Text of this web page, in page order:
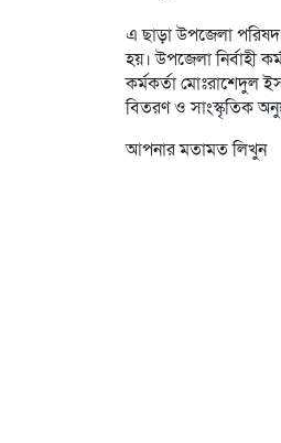
এ ছাড়া উপজেলা
হয়। উপজেলা নির্বাহী
কর্মকর্তা মোঃরাশেদুল
বিতরণ ও সাংস্কৃতিক
আপনার মতামত লিখুন